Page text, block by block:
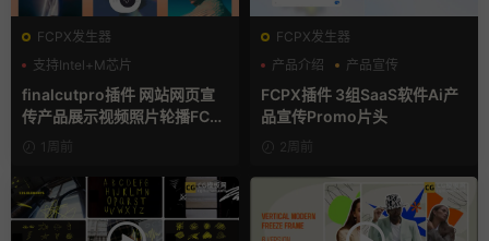
FCPX发生器
支持Intel+M芯片
finalcutpro插件 网站网页宣
传产品展示视频照片轮播FCP
X插件1周前
FCPX发生器
产品介绍
产品宣传
产品展示
FCPX插件 3组SaaS软件Ai产
品宣传Promo片头
2周前